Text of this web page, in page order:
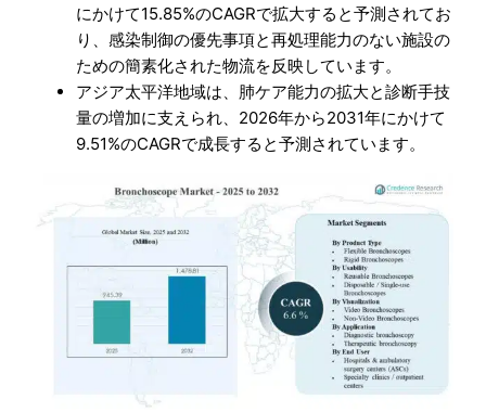
にかけて15.85%のCAGRで拡大すると予測されてお
り、感染制御の優先事項と再処理能力のない施設の
ための簡素化された物流を反映しています。
アジア太平洋地域は、肺ケア能力の拡大と診断手技
量の増加に支えられ、2026年から2031年にかけて
9.51%のCAGRで成長すると予測されています。